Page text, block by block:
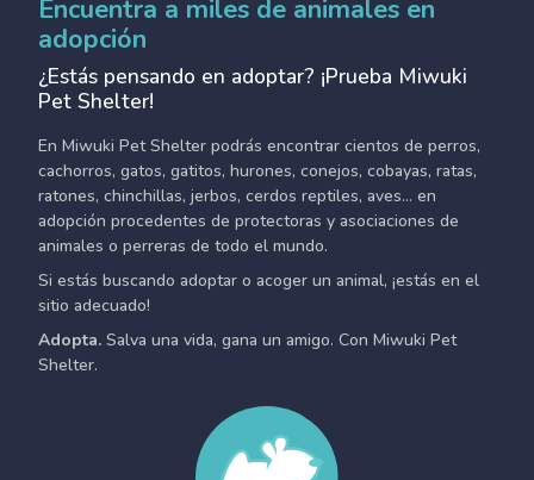
Encuentra a miles de animales en
adopción
¿Estás pensando en adoptar? ¡Prueba Miwuki
Pet Shelter!
En Miwuki Pet Shelter podrás encontrar cientos de perros,
cachorros, gatos, gatitos, hurones, conejos, cobayas, ratas,
ratones, chinchillas, jerbos, cerdos reptiles, aves... en
adopción procedentes de protectoras y asociaciones de
animales o perreras de todo el mundo.
Si estás buscando adoptar o acoger un animal, ¡estás en el
sitio adecuado!
Adopta. Salva una vida, gana un amigo. Con Miwuki Pet
Shelter.